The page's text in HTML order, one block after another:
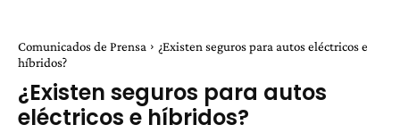
Comunicados de Prensa
¿Existen seguros para autos eléctricos e
híbridos?
¿Existen seguros para autos
eléctricos e híbridos?